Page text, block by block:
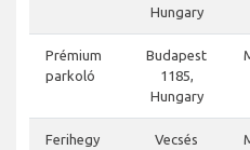
Hungary
Prémium
parkoló
Budapest
1185,
Hungary
Ferihegy
Vecsés